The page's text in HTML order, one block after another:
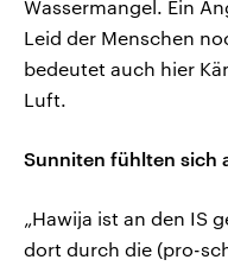
Wassermangel. Ein
Leid der Menschen
bedeutet auch hier
Luft.
Sunniten fühlten sich
„Hawija ist an den IS
dort durch die (pro-